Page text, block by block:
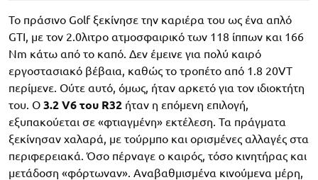
Το πράσινο Golf ξεκίνησε την καριέρα του ως ένα απλό
GTI, με τον 2.0λιτρο ατμοσφαιρικό των 118 ίππων και 166
Nm κάτω από το καπό. Δεν έμεινε για πολύ καιρό
εργοστασιακό βέβαια, καθώς το τροπέτο από 1.8 20VT
περίμενε. Ούτε αυτό, όμως, ήταν αρκετό για τον ιδιοκτήτη
του. Ο 3.2 V6 του R32 ήταν η επόμενη επιλογή,
εξυπακούεται σε «φτιαγμένη» εκτέλεση. Τα πράγματα
ξεκίνησαν χαλαρά, με τούρμπο και ορισμένες αλλαγές στα
περιφερειακά. Όσο πέρναγε ο καιρός, τόσο κινητήρας και
μετάδοση «φόρτωναν». Αναβαθμισμένα κινούμενα μέρη,